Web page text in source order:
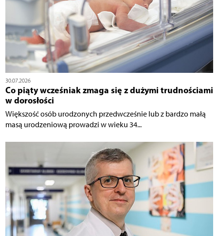
30.07.2026
Co piąty wcześniak zmaga się z dużymi trudnościami
w dorosłości
Większość osób urodzonych przedwcześnie lub z bardzo małą
masą urodzeniową prowadzi w wieku 34...